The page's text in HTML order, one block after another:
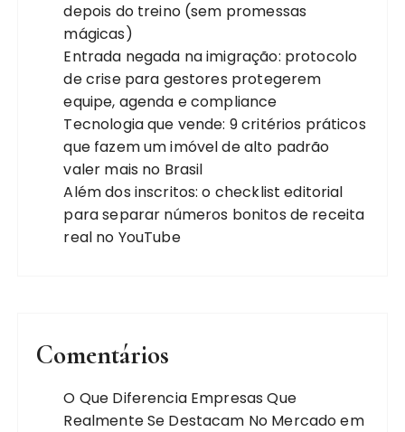
depois do treino (sem promessas
mágicas)
Entrada negada na imigração: protocolo
de crise para gestores protegerem
equipe, agenda e compliance
Tecnologia que vende: 9 critérios práticos
que fazem um imóvel de alto padrão
valer mais no Brasil
Além dos inscritos: o checklist editorial
para separar números bonitos de receita
real no YouTube
Comentários
O Que Diferencia Empresas Que
Realmente Se Destacam No Mercadoem